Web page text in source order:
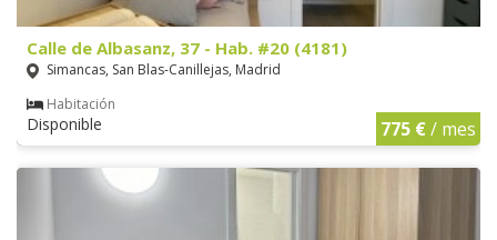
Calle de Albasanz, 37 - Hab. #20 (4181)
Simancas, San Blas-Canillejas, Madrid
Habitación
Disponible 775 €/ mes